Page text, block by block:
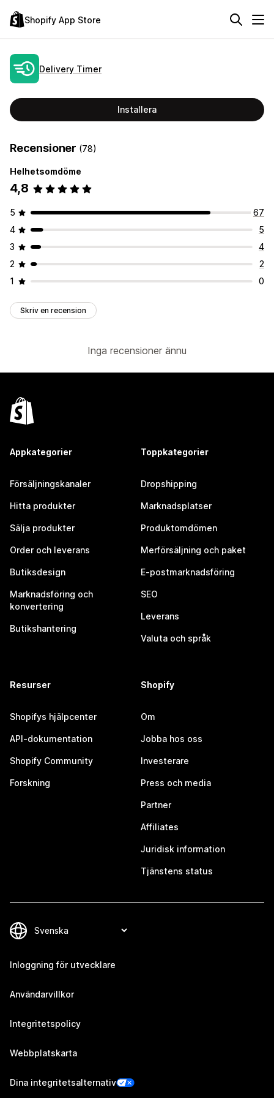
Shopify App Store
Delivery Timer
Installera
Recensioner (78)
Helhetsomdöme
4,8
5
67
4
5
3
4
2
2
1
0
Skriv en recension
Inga recensioner ännu
Appkategorier
Försäljningskanaler
Hitta produkter
Sälja produkter
Order och leverans
Butiksdesign
Marknadsföring och
konvertering
Butikshantering
Toppkategorier
Dropshipping
Marknadsplatser
Produktomdömen
Merförsäljning och paket
E-postmarknadsföring
SEO
Leverans
Valuta och språk
Resurser
Shopifys hjälpcenter
API-dokumentation
Shopify Community
Forskning
Shopify
Om
Jobba hos oss
Investerare
Press och media
Partner
Affiliates
Juridisk information
Tjänstens status
Inloggning för utvecklare
Användarvillkor
Integritetspolicy
Webbplatskarta
Dina integritetsalternativ